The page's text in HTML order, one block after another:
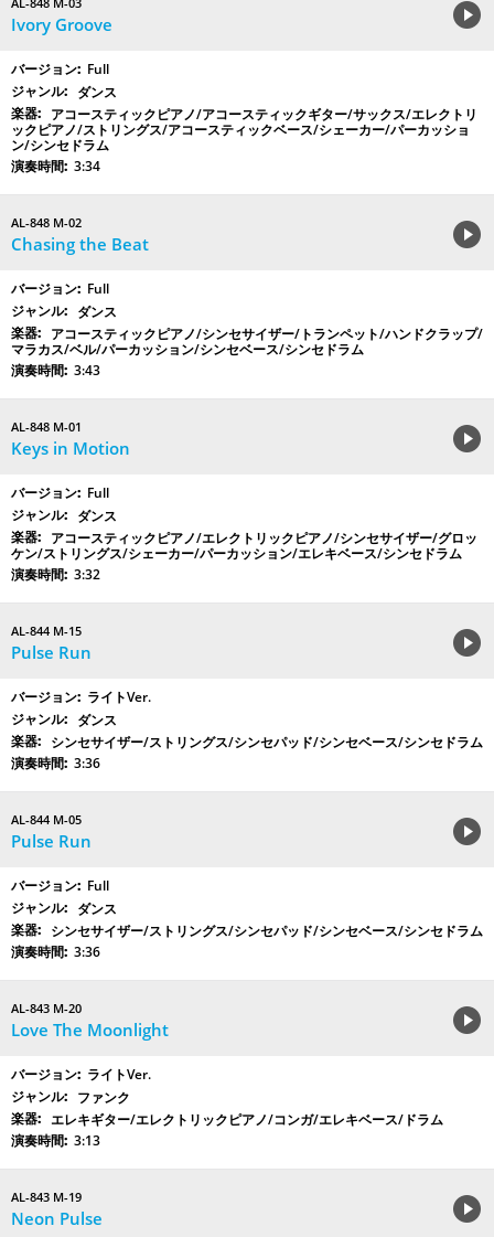
Ivory Groove
Full
ダンス
アコースティックピアノ/アコースティックギター/サックス/エレクトリ
ックピアノ/ストリングス/アコースティックベース/シェーカー/パーカッショ
ン/シンセドラム
3:34
AL-848 M-02
Chasing the Beat
Full
ダンス
アコースティックピアノ/シンセサイザー/トランペット/ハンドクラップ/
マラカス/ベル/パーカッション/シンセベース/シンセドラム
3:43
AL-848 M-01
Keys in Motion
Full
ダンス
アコースティックピアノ/エレクトリックピアノ/シンセサイザー/グロッ
ケン/ストリングス/シェーカー/パーカッション/エレキベース/シンセドラム
3:32
AL-844 M-15
Pulse Run
ライトVer.
ダンス
シンセサイザー/ストリングス/シンセパッド/シンセベース/シンセドラム
3:36
AL-844 M-05
Pulse Run
Full
ダンス
シンセサイザー/ストリングス/シンセパッド/シンセベース/シンセドラム
3:36
AL-843 M-20
Love The Moonlight
ライトVer.
ファンク
エレキギター/エレクトリックピアノ/コンガ/エレキベース/ドラム
3:13
AL-843 M-19
Neon Pulse